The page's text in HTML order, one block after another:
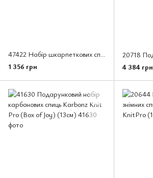
47422 Набір шкарпеткових спиць Socks Kit – 20см Zing KnitPro
1 356 грн
4 384 грн